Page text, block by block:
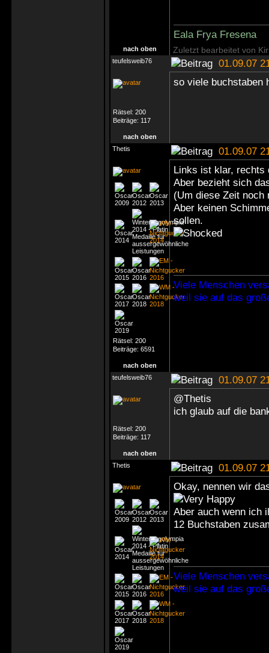
Eala Frya Fresena
nach oben Zuletzt bearbeitet von
teufelsweib76 01.09.07
Rätsel: 200
Beiträge: 117
so viele buchstaben
nach oben
Thetis
01.09.07
Rätsel: 200
Beiträge: 6591
Links ist klar, rechts
Aber bezieht sich
(Um diese Zeit noch
Aber keinen
sollen.
Viele Menschen
weil sie auf das
nach oben
teufelsweib76
01.09.07
Rätsel: 200
Beiträge: 117
@Thetis
ich glaub auf die
nach oben
Thetis
01.09.07
Okay, nennen wir
Aber auch wenn ich
12 Buchstaben
Viele Menschen
weil sie auf das